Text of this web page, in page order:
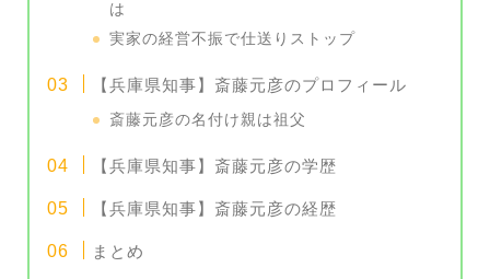
は
実家の経営不振で仕送りストップ
【兵庫県知事】斎藤元彦のプロフィール
斎藤元彦の名付け親は祖父
【兵庫県知事】斎藤元彦の学歴
【兵庫県知事】斎藤元彦の経歴
まとめ